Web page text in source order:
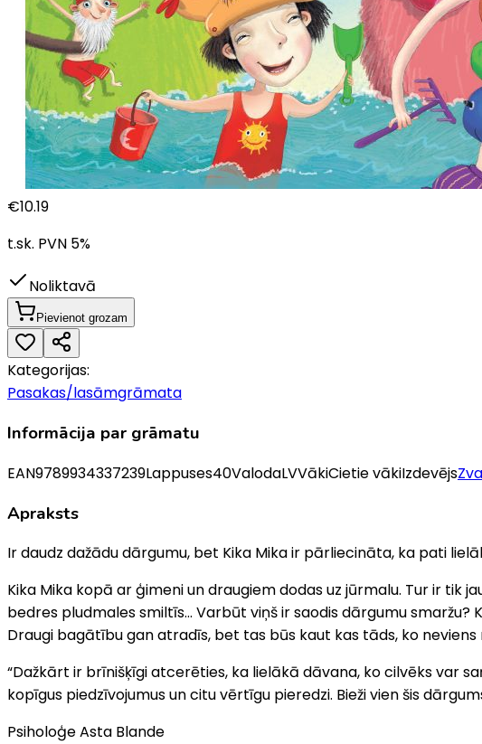
€10.19
t.sk. PVN 5%
Noliktavā
Pievienot grozam
Kategorijas:
Pasakas/lasāmgrāmata
Informācija par grāmatu
EAN9789934337239Lappuses40ValodaLVVākiCietie vākiIzdevējs
Apraksts
Ir daudz dažādu dārgumu, bet Kika Mika ir pārliecināta, ka pati
Kika Mika kopā ar ģimeni un draugiem dodas uz jūrmalu. Tur ir
bedres pludmales smiltīs... Varbūt viņš ir saodis dārgumu
Draugi bagātību gan atradīs, bet tas būs kaut kas tāds, ko neviens
“Dažkārt ir brīnišķīgi atcerēties, ka lielākā dāvana, ko cilvēks var
kopīgus piedzīvojumus un citu vērtīgu pieredzi. Bieži vien šis
Psiholoģe Asta Blande